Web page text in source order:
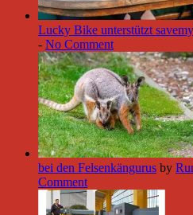
Lucky Bike unterstützt
- No Comment
bei den Felsenkängurus by
Comment